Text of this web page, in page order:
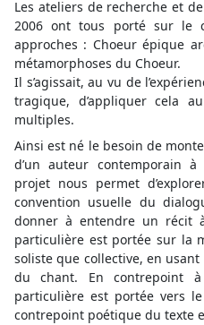
Les ateliers de recherche et
2006 ont tous porté sur le
approches : Choeur épique
métamorphoses du Choeur.
Il s’agissait, au vu de
tragique, d’appliquer cela
multiples.
Ainsi est né le besoin de
d’un auteur contemporain à
projet nous permet
convention usuelle du
donner à entendre un récit
particulière est portée sur la
soliste que collective, en
du chant. En contrepoint
particulière est portée vers
contrepoint poétique du texte